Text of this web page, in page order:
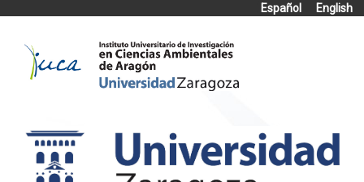
Español
English
content